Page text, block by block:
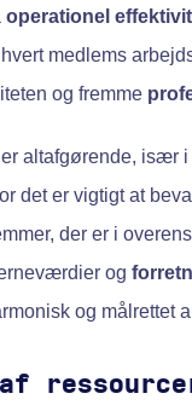
operationel
medlems
og fremme
altafgørende, især i
det er vigtigt at
der er i
og
og målrettet